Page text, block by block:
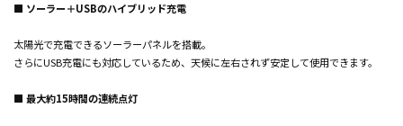
■ ソーラー＋USBのハイブリッド充電
太陽光で充電できるソーラーパネルを搭載。
さらにUSB充電にも対応しているため、天候に左右されず安定して使用できます。
■ 最大約15時間の連続点灯